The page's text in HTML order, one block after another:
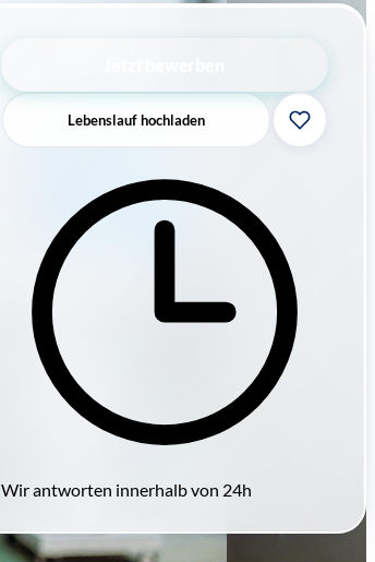
Lebenslauf hochladen
Wir antworten innerhalb von 24h